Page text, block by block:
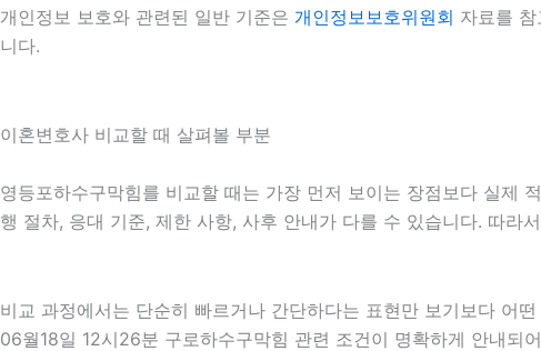
개인정보 보호와 관련된 일반 기준은 개인정보보호위원회 자료를
니다.
이혼변호사 비교할 때 살펴볼 부분
영등포하수구막힘를 비교할 때는 가장 먼저 보이는 장점보다 실제
행 절차, 응대 기준, 제한 사항, 사후 안내가 다를 수 있습니다. 따라
비교 과정에서는 단순히 빠르거나 간단하다는 표현만 보기보다 어
06월18일 12시26분 구로하수구막힘 관련 조건이 명확하게 안내되